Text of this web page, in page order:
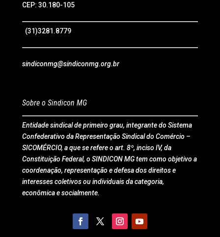
CEP: 30.180-105
(31)3281.8779
sindiconmg@sindiconmg.org.br
Sobre o Sindicon MG
Entidade sindical de primeiro grau, integrante do Sistema
Confederativo da Representação Sindical do Comércio –
SICOMÉRCIO, a que se refere o art. 8º, inciso IV, da
Constituição Federal, o SINDICON MG tem como objetivo a
coordenação, representação e defesa dos direitos e
interesses coletivos ou individuais da categoria,
econômica e socialmente.